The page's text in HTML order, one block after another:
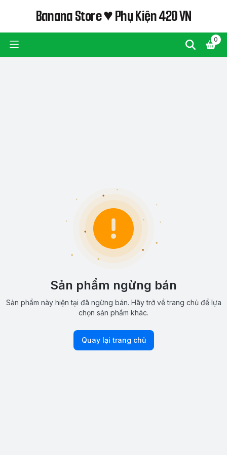
Banana Store ♥ Phụ Kiện 420 VN
0
Sản phẩm ngừng bán
Sản phẩm này hiện tại đã ngừng bán. Hãy trở về trang chủ để lựa
chọn sản phẩm khác.
Quay lại trang chủ